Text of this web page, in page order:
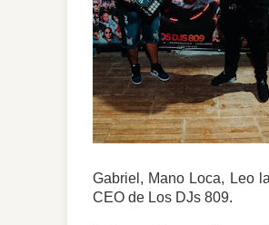
Gabriel, Mano Loca, Leo
CEO de Los DJs 809.